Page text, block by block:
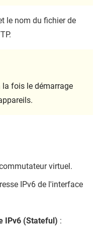
le nom du fichier de
la fois le démarrage
virtuel.
IPv6 de l'interface
IPv6 (Stateful) :